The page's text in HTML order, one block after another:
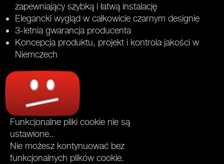
zapewniający szybką i łatwą instalację
Elegancki wygląd w całkowicie czarnym designie
3-letnia gwarancja producenta
Koncepcja produktu, projekt i kontrola jakości w
Niemczech
Funkcjonalne pliki cookie nie są
ustawione..
Nie możesz kontynuować bez
funkcjonalnych plików cookie.